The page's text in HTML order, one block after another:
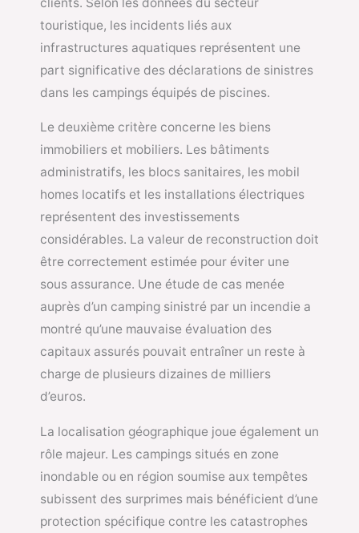
touristique, les incidents liés aux
infrastructures aquatiques représentent une
part significative des déclarations de sinistres
dans les campings équipés de piscines.
Le deuxième critère concerne les biens
immobiliers et mobiliers. Les bâtiments
administratifs, les blocs sanitaires, les mobil
homes locatifs et les installations électriques
représentent des investissements
considérables. La valeur de reconstruction doit
être correctement estimée pour éviter une
sous assurance. Une étude de cas menée
auprès d’un camping sinistré par un incendie a
montré qu’une mauvaise évaluation des
capitaux assurés pouvait entraîner un reste à
charge de plusieurs dizaines de milliers
d’euros.
La localisation géographique joue également un
rôle majeur. Les campings situés en zone
inondable ou en région soumise aux tempêtes
subissent des surprimes mais bénéficient d’une
protection spécifique contre les catastrophes